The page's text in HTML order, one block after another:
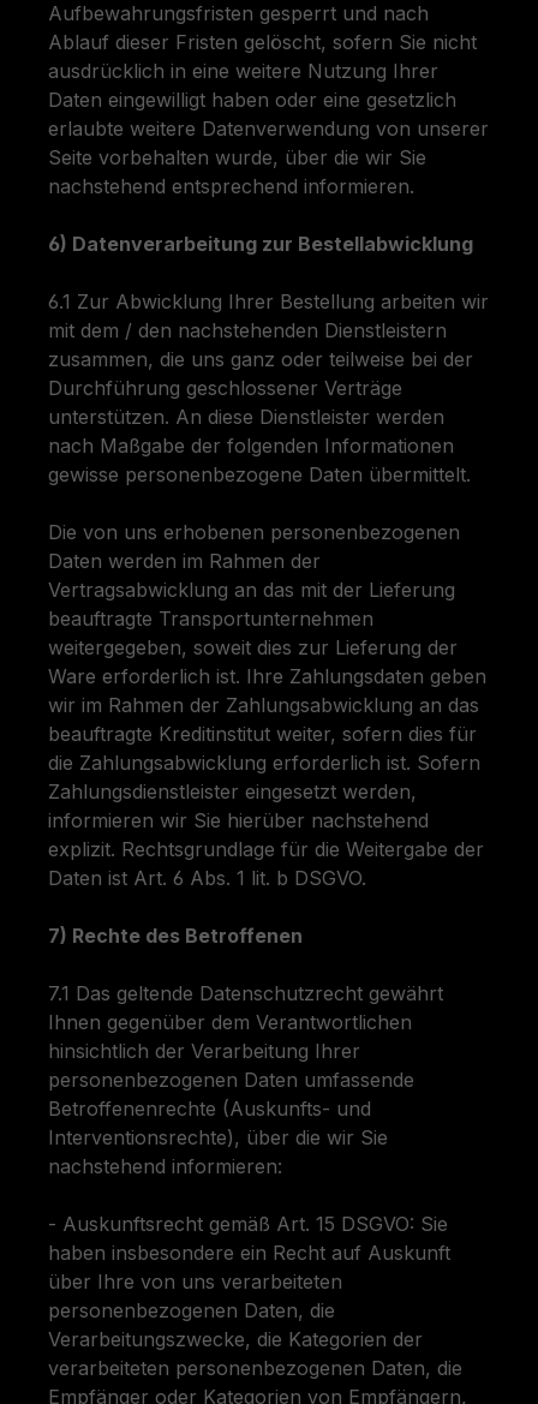
Aufbewahrungsfristen gesperrt und nach
Ablauf dieser Fristen gelöscht, sofern Sie nicht
ausdrücklich in eine weitere Nutzung Ihrer
Daten eingewilligt haben oder eine gesetzlich
erlaubte weitere Datenverwendung von unserer
Seite vorbehalten wurde, über die wir Sie
nachstehend entsprechend informieren.
6) Datenverarbeitung zur Bestellabwicklung
6.1 Zur Abwicklung Ihrer Bestellung arbeiten wir
mit dem / den nachstehenden Dienstleistern
zusammen, die uns ganz oder teilweise bei der
Durchführung geschlossener Verträge
unterstützen. An diese Dienstleister werden
nach Maßgabe der folgenden Informationen
gewisse personenbezogene Daten übermittelt.
Die von uns erhobenen personenbezogenen
Daten werden im Rahmen der
Vertragsabwicklung an das mit der Lieferung
beauftragte Transportunternehmen
weitergegeben, soweit dies zur Lieferung der
Ware erforderlich ist. Ihre Zahlungsdaten geben
wir im Rahmen der Zahlungsabwicklung an das
beauftragte Kreditinstitut weiter, sofern dies für
die Zahlungsabwicklung erforderlich ist. Sofern
Zahlungsdienstleister eingesetzt werden,
informieren wir Sie hierüber nachstehend
explizit. Rechtsgrundlage für die Weitergabe der
Daten ist Art. 6 Abs. 1 lit. b DSGVO.
7) Rechte des Betroffenen
7.1 Das geltende Datenschutzrecht gewährt
Ihnen gegenüber dem Verantwortlichen
hinsichtlich der Verarbeitung Ihrer
personenbezogenen Daten umfassende
Betroffenenrechte (Auskunfts- und
Interventionsrechte), über die wir Sie
nachstehend informieren:
- Auskunftsrecht gemäß Art. 15 DSGVO: Sie
haben insbesondere ein Recht auf Auskunft
über Ihre von uns verarbeiteten
personenbezogenen Daten, die
Verarbeitungszwecke, die Kategorien der
verarbeiteten personenbezogenen Daten, die
Empfänger oder Kategorien von Empfängern,